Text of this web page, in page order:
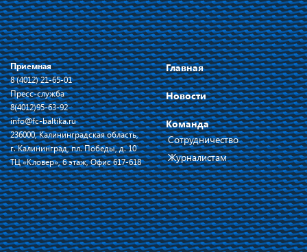
Приемная
8 (4012) 21-65-01
Пресс-служба
8(4012)95-63-92
info@fc-baltika.ru
236000, Калининградская область,
г. Калининград, пл. Победы, д. 10
ТЦ «Кловер», 6 этаж, Офис 617-618
Главная
Новости
Команда
Сотрудничество
Журналистам